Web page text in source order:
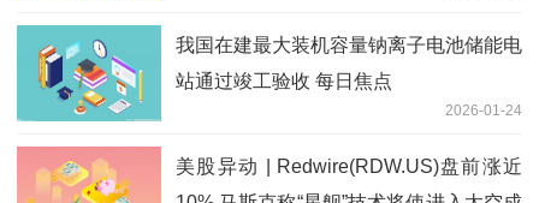
我国在建最大装机容量钠离子电池储能电
站通过竣工验收 每日焦点
2026-01-24
美股异动 | Redwire(RDW.US)盘前涨近